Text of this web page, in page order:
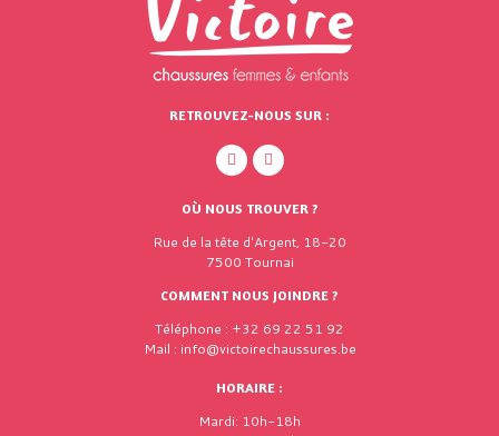
RETROUVEZ-NOUS SUR :
OÙ NOUS TROUVER ?
Rue de la tête d'Argent, 18-20
7500 Tournai
COMMENT NOUS JOINDRE ?
Téléphone : +32 69 22 51 92
Mail : info@victoirechaussures.be
HORAIRE :
Mardi: 10h-18h